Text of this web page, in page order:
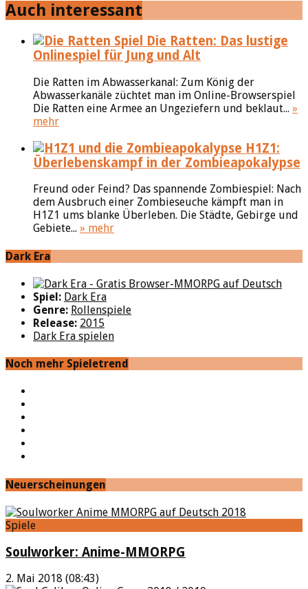
Auch interessant
Die Ratten: Das lustige
Onlinespiel für Jung und Alt
Die Ratten im Abwasserkanal: Zum König der
Abwasserkanäle züchtet man im Online-Browserspiel
Die Ratten eine Armee an Ungeziefern und beklaut... »
mehr
H1Z1:
Überlebenskampf in der Zombieapokalypse
Freund oder Feind? Das spannende Zombiespiel: Nach
dem Ausbruch einer Zombieseuche kämpft man in
H1Z1 ums blanke Überleben. Die Städte, Gebirge und
Gebiete... » mehr
Dark Era
Spiel: Dark Era
Genre: Rollenspiele
Release: 2015
Dark Era spielen
Noch mehr Spieletrend
Neuerscheinungen
Spiele
Soulworker: Anime-MMORPG
2. Mai 2018 (08:43)